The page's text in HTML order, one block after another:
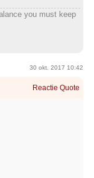
you must keep
30 okt. 2017 10:42
Reactie Quote